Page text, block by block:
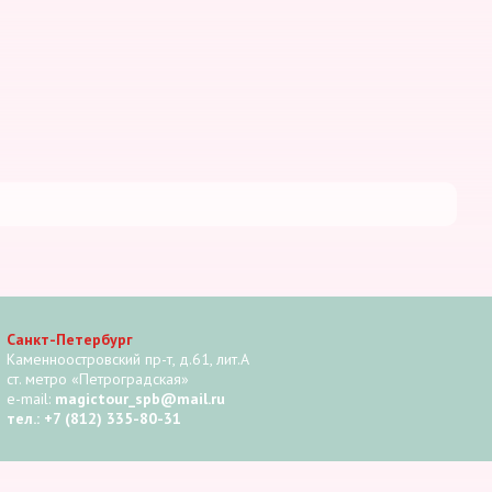
Санкт-Петербург
Каменноостровский пр-т, д.61, лит.А
ст. метро «Петроградская»
e-mail: magictour_spb@mail.ru
тел.: +7 (812) 335-80-31